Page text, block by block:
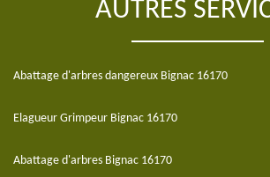
AUTRES
Abattage d'arbres dangereux Bignac 16170
Elagueur Grimpeur Bignac 16170
Abattage d'arbres Bignac 16170